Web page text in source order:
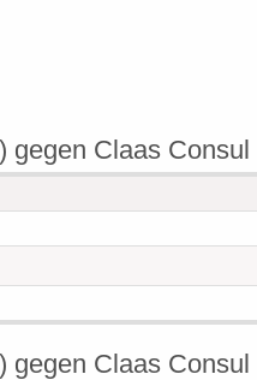
gegen Claas
gegen Claas